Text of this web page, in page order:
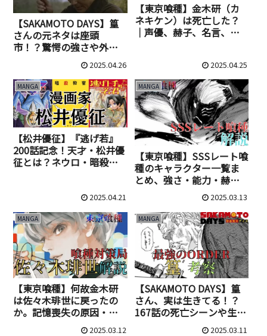
【SAKAMOTO DAYS】篁
さんの元ネタは座頭
市！？驚愕の強さや外見
など謎多き共通点を考2025.04.26
【東京喰種】金木研（カ
ネキケン）は死亡した？
｜声優、赫子、名言、強
2025.04.25
MANGA
【松井優征】『逃げ若』
200話記念！天才・松井優
征とは？ネウロ・暗殺教
2025.04.21
MANGA
【東京喰種】SSSレート喰
種のキャラクター一覧ま
とめ、強さ・能力・赫
子・戦闘スタイルを解説
2025.03.13
MANGA
【東京喰種】何故金木研
は佐々木琲世に戻ったの
か。記憶喪失の原因・同
一人物である理由・名前
2025.03.12
MANGA
【SAKAMOTO DAYS】篁
さん、実は生きてる！？
167話の死亡シーンや生存
2025.03.11